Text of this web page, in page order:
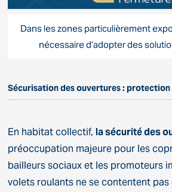
Dans les zones particulièrement
nécessaire d’adopter des
Sécurisation des ouvertures :
En habitat collectif,la sécurité des
préoccupation majeure pour les
bailleurs sociaux et les promoteurs
volets roulants ne se contentent pas